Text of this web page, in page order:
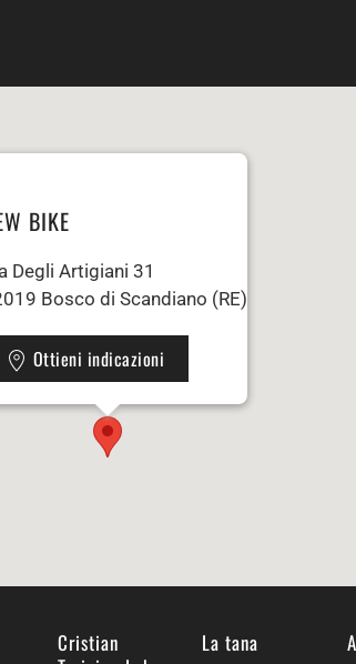
BIKE
Degli Artigiani 31
Bosco di Scandiano (RE)
Ottieni indicazioni
Cristian
La tana